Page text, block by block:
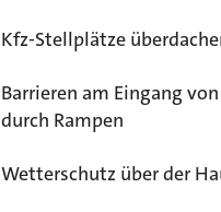
Kfz-Stellplätze
Barrieren am Eingang
durch Rampen
Wetterschutz über der